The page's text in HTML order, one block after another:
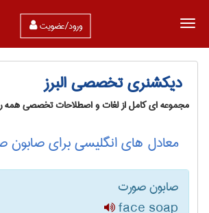
ورود/عضویت
دیکشنری تخصصی البرز
مجموعه ای کامل از لغات و اصطلاحات تخصصی همه
معادل های انگلیسی برای صابون
صابون صورت
face soap